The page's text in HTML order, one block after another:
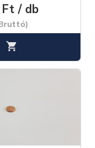
Ft / db